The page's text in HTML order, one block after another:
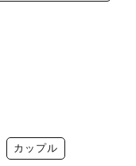
カップル